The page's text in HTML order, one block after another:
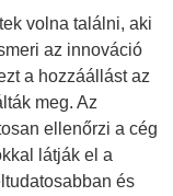
volna találni, aki
az innováció
a hozzáállást az
meg. Az
ellenőrzi a cég
látják el a
és